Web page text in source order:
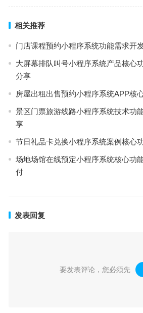
相关推荐
门店课程预约小程序系统功能需求开
大屏幕排队叫号小程序系统产品核心
分享
房屋出租出售预约小程序系统APP核
景区门票旅游线路小程序系统技术功
享
节日礼品卡兑换小程序系统案例核心
场地场馆在线预定小程序系统核心功
付
发表回复
要发表评论，您必须先